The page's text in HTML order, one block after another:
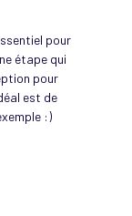
pour
étape qui
pour
est de
:)